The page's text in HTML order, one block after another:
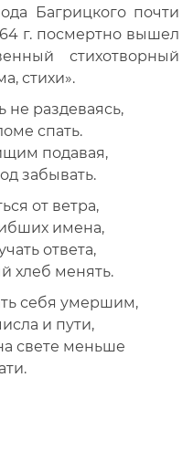
Багрицкого почти
г. посмертно вышел
стихотворный
стихи».
не раздеваясь,
спать.
подавая,
забывать.
от ветра,
имена,
ответа,
хлеб менять.
себя умершим,
и пути,
свете меньше